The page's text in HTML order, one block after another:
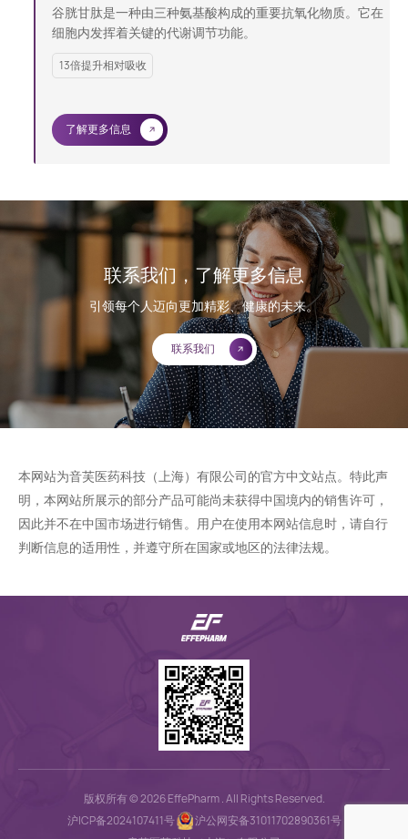
谷胱甘肽是一种由三种氨基酸构成的重要抗氧化物质。它在
细胞内发挥着关键的代谢调节功能。
13倍提升相对吸收
了解更多信息
联系我们，了解更多信息
引领每个人迈向更加精彩、健康的未来。
联系我们
本网站为音芙医药科技（上海）有限公司的官方中文站点。特此声
明，本网站所展示的部分产品可能尚未获得中国境内的销售许可，
因此并不在中国市场进行销售。用户在使用本网站信息时，请自行
判断信息的适用性，并遵守所在国家或地区的法律法规。
版权所有 © 2026 EffePharm . All Rights Reserved.
沪ICP备2024107411号
沪公网安备31011702890361号